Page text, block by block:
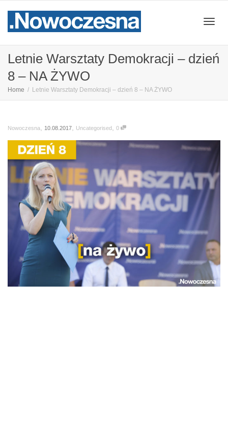
Letnie Warsztaty Demokracji – dzień
8 – NA ŻYWO
Home Letnie Warsztaty Demokracji – dzień 8 – NA ŻYWO
Nowoczesna 10.08.2017 Uncategorised 0